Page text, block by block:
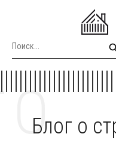
Блог о
О